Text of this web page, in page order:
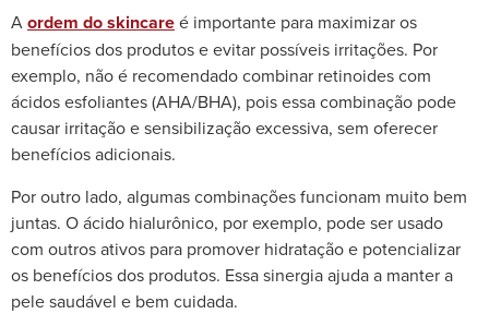
Aordem do skincareé importante para maximizar os
benefícios dos produtos e evitar possíveis irritações. Por
exemplo, não é recomendado combinar retinoides com
ácidos esfoliantes (AHA/BHA), pois essa combinação pode
causar irritação e sensibilização excessiva, sem oferecer
benefícios adicionais.
Por outro lado, algumas combinações funcionam muito bem
juntas. O ácido hialurônico, por exemplo, pode ser usado
com outros ativos para promover hidratação e potencializar
os benefícios dos produtos. Essa sinergia ajuda a manter a
pele saudável e bem cuidada.